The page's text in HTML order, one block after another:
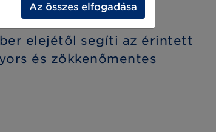
elejétől segíti az érintett
és zökkenőmentes
Az összes elfogadása